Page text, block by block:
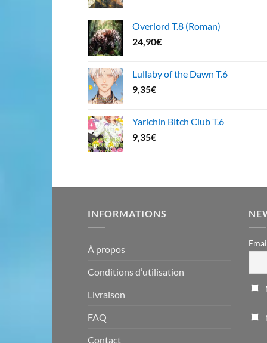
Overlord T.8 (Roman)
24,90€
Lullaby of the Dawn T.6
9,35€
Yarichin Bitch Club T.6
9,35€
INFORMATIONS
À propos
Conditions d’utilisation
Livraison
FAQ
Contact